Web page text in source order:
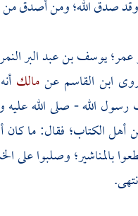
صدق الله؛ ومن أصدق من
عمر؛ يوسف بن عبد البر
ابن القاسمعنمالك
الله - صلى الله
أهل الكتاب؛ فقال: ما
بالمناشير؛ وصلبوا على